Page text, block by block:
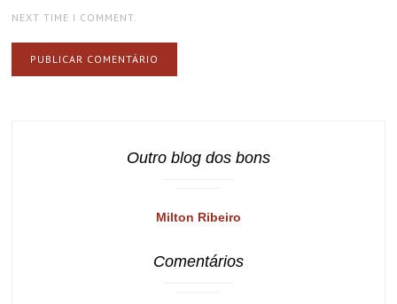
NEXT TIME I COMMENT.
Outro blog dos bons
Milton Ribeiro
Comentários